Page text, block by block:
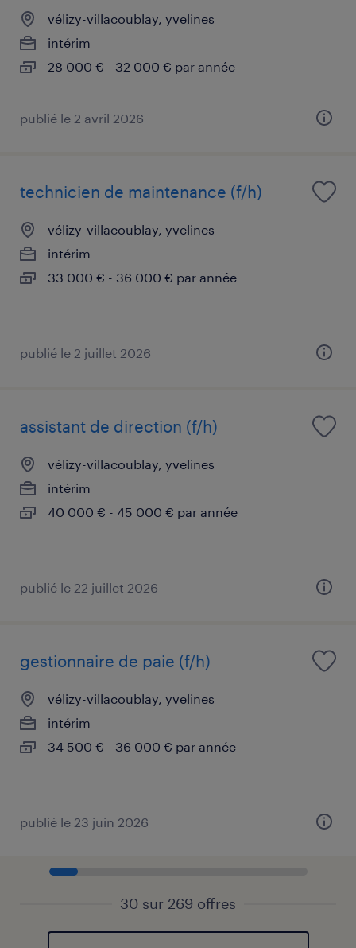
vélizy-villacoublay, yvelines
intérim
28 000 € - 32 000 € par année
publié le 2 avril 2026
technicien de maintenance (f/h)
vélizy-villacoublay, yvelines
intérim
33 000 € - 36 000 € par année
publié le 2 juillet 2026
assistant de direction (f/h)
vélizy-villacoublay, yvelines
intérim
40 000 € - 45 000 € par année
publié le 22 juillet 2026
gestionnaire de paie (f/h)
vélizy-villacoublay, yvelines
intérim
34 500 € - 36 000 € par année
publié le 23 juin 2026
30 sur 269 offres